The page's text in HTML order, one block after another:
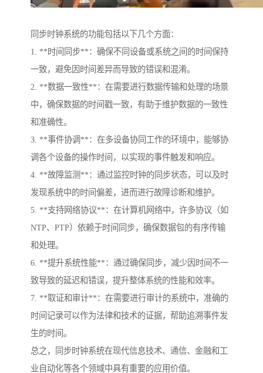
同步时钟系统的功能包括以下几个方面：
1. **时间同步**：确保不同设备或系统之间的时间保持
一致，避免因时间差异而导致的错误和混淆。
2. **数据一致性**：在需要进行数据传输和处理的场景
中，确保数据的时间戳一致，有助于维护数据的一致性
和准确性。
3. **事件协调**：在多设备协同工作的环境中，能够协
调各个设备的操作时间，以实现的事件触发和响应。
4. **故障监测**：通过监控时钟的同步状态，可以及时
发现系统中的时间偏差，进而进行故障诊断和维护。
5. **支持网络协议**：在计算机网络中，许多协议（如
NTP、PTP）依赖于时间同步，确保数据包的有序传输
和处理。
6. **提升系统性能**：通过确保同步，减少因时间不一
致导致的延迟和错误，提升整体系统的性能和效率。
7. **取证和审计**：在需要进行审计的系统中，准确的
时间记录可以作为法律和技术的证据，帮助追溯事件发
生的时间。
总之，同步时钟系统在现代信息技术、通信、金融和工
业自动化等各个领域中具有重要的应用价值。